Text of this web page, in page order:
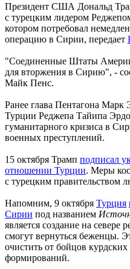
Президент США Дональд
с турецким лидером
котором потребовал
операцию в Сирии, передает
"Соединенные Штаты
для вторжения в Сирию", -
Майк Пенс.
Ранее глава Пентагона Марк
Турции Реджепа Тайипа
гуманитарного кризиса в
военных преступлений.
15 октября Трамп подписал
отношении Турции. Меры
с турецким правительством
Напомним, 9 октября Турция
Сирии под названием
является создание на севере
смогут вернуться беженцы.
очистить от бойцов
формирований.